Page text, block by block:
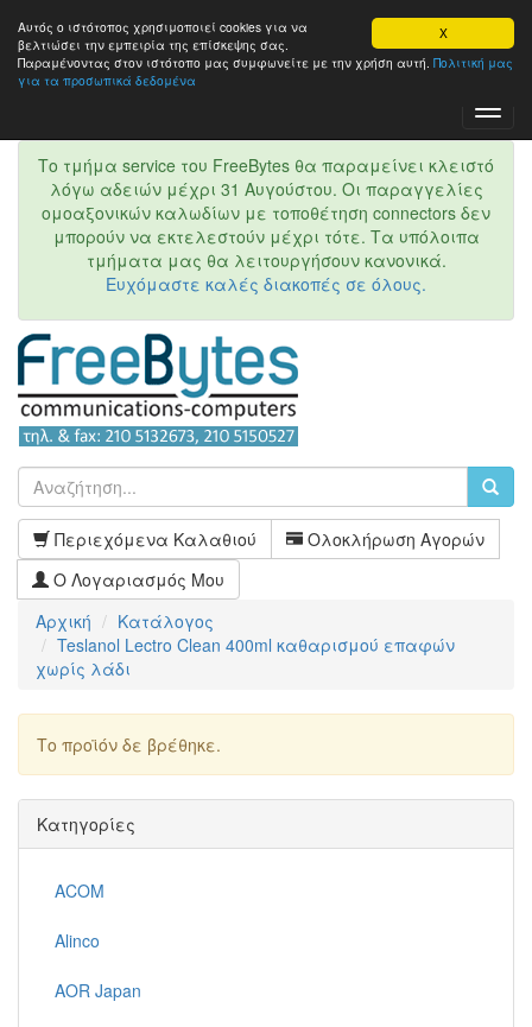
X
Αυτός ο ιστότοπος χρησιμοποιεί cookies για να
βελτιώσει την εμπειρία της επίσκεψης σας.
Παραμένοντας στον ιστότοπo μας συμφωνείτε με την χρήση αυτή. Πολιτική μας
για τα προσωπικά δεδομένα
Το τμήμα service του FreeBytes θα παραμείνει κλειστό
λόγω αδειών μέχρι 31 Αυγούστου. Οι παραγγελίες
ομοαξονικών καλωδίων με τοποθέτηση connectors δεν
μπορούν να εκτελεστούν μέχρι τότε. Τα υπόλοιπα
τμήματα μας θα λειτουργήσουν κανονικά.
Ευχόμαστε καλές διακοπές σε όλους.
Περιεχόμενα Καλαθιού
Ολοκλήρωση Αγορών
Ο Λογαριασμός Μου
Αρχική
Κατάλογος
Teslanol Lectro Clean 400ml καθαρισμού επαφών
χωρίς λάδι
Το προϊόν δε βρέθηκε.
Κατηγορίες
ACOM
Alinco
AOR Japan